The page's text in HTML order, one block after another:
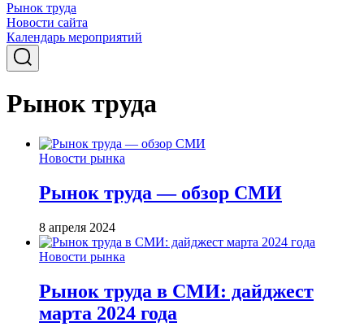
Рынок труда
Новости сайта
Календарь мероприятий
Рынок труда
Новости рынка
Рынок труда — обзор СМИ
8 апреля 2024
Новости рынка
Рынок труда в СМИ: дайджест
марта 2024 года